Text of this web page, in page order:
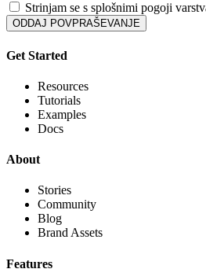
Strinjam se s splošnimi pogoji
ODDAJ POVPRAŠEVANJE
Get Started
Resources
Tutorials
Examples
Docs
About
Stories
Community
Blog
Brand Assets
Features